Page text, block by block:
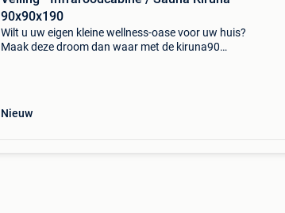
90x90x190
Wilt u uw eigen kleine wellness-oase voor uw huis?
Maak deze droom dan waar met de kiruna90
Nieuw